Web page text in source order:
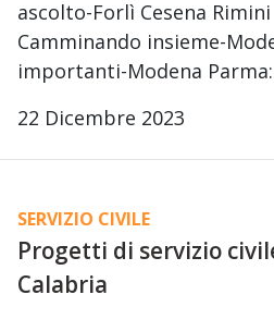
ascolto-Forlì Cesena
Camminando insieme-
importanti-Modena
22 Dicembre 2023
SERVIZIO CIVILE
Progetti di servizio
Calabria